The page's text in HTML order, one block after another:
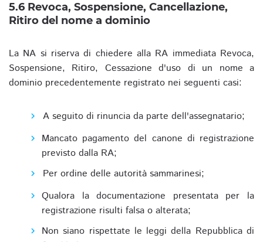
5.6 Revoca, Sospensione, Cancellazione,
Ritiro del nome a dominio
La NA si riserva di chiedere alla RA immediata Revoca,
Sospensione, Ritiro, Cessazione d'uso di un nome a
dominio precedentemente registrato nei seguenti casi:
A seguito di rinuncia da parte dell'assegnatario;
Mancato pagamento del canone di registrazione
previsto dalla RA;
Per ordine delle autorità sammarinesi;
Qualora la documentazione presentata per la
registrazione risulti falsa o alterata;
Non siano rispettate le leggi della Repubblica di